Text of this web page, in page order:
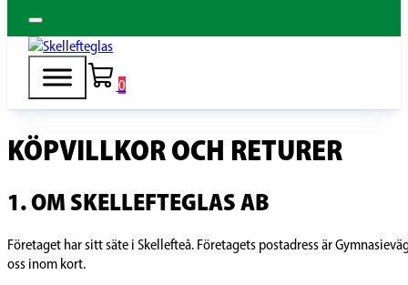
0
KÖPVILLKOR OCH RETURER
1. OM SKELLEFTEGLAS AB
Företaget har sitt säte i Skellefteå. Företagets postadress är
oss inom kort.